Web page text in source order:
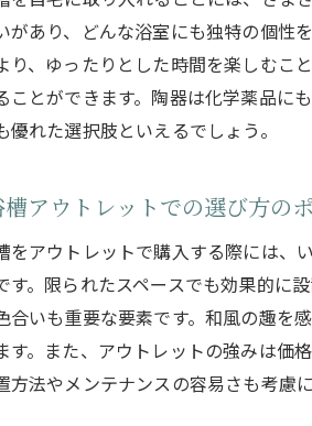
があり、どんな浴室にも独特の個性
り、ゆったりとした時間を楽しむこ
ことができます。陶器は化学薬品に
優れた選択肢といえるでしょう。
アウトレットでの選び方の
をアウトレットで購入する際には、
す。限られたスペースでも効果的に
合いも重要な要素です。和風の趣を
す。また、アウトレットの強みは価
方法やメンテナンスの容易さも考慮